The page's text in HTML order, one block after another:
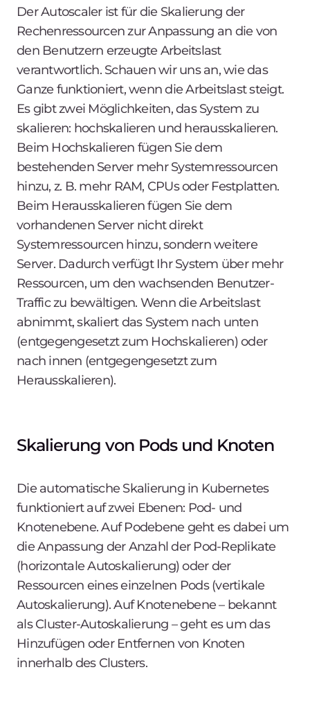
Der Autoscaler ist für die Skalierung der
Rechenressourcen zur Anpassung an die von
den Benutzern erzeugte Arbeitslast
verantwortlich. Schauen wir uns an, wie das
Ganze funktioniert, wenn die Arbeitslast steigt.
Es gibt zwei Möglichkeiten, das System zu
skalieren: hochskalieren und herausskalieren.
Beim Hochskalieren fügen Sie dem
bestehenden Server mehr Systemressourcen
hinzu, z. B. mehr RAM, CPUs oder Festplatten.
Beim Herausskalieren fügen Sie dem
vorhandenen Server nicht direkt
Systemressourcen hinzu, sondern weitere
Server. Dadurch verfügt Ihr System über mehr
Ressourcen, um den wachsenden Benutzer-
Traffic zu bewältigen. Wenn die Arbeitslast
abnimmt, skaliert das System nach unten
(entgegengesetzt zum Hochskalieren) oder
nach innen (entgegengesetzt zum
Herausskalieren).
Skalierung von Pods und Knoten
Die automatische Skalierung in Kubernetes
funktioniert auf zwei Ebenen: Pod- und
Knotenebene. Auf Podebene geht es dabei um
die Anpassung der Anzahl der Pod-Replikate
(horizontale Autoskalierung) oder der
Ressourcen eines einzelnen Pods (vertikale
Autoskalierung). Auf Knotenebene – bekannt
als Cluster-Autoskalierung – geht es um das
Hinzufügen oder Entfernen von Knoten
innerhalb des Clusters.